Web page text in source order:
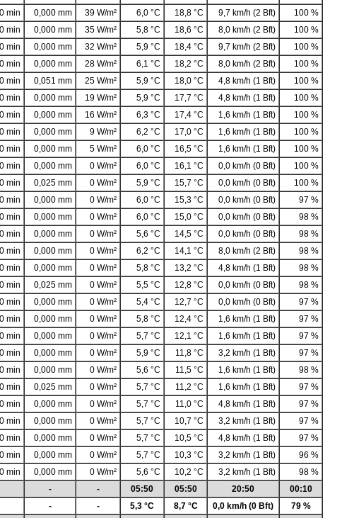
0 min 0,000 mm 39 W/m² 6,0 °C 18,8 °C 9,7 km/h (2 Bft)
100 %
0 min 0,000 mm 35 W/m² 5,8 °C 18,6 °C 8,0 km/h (2 Bft)
100 %
0 min 0,000 mm 32 W/m² 5,9 °C 18,4 °C 9,7 km/h (2 Bft)
100 %
0 min 0,000 mm 28 W/m² 6,1 °C 18,2 °C 8,0 km/h (2 Bft)
100 %
0 min 0,051 mm 25 W/m² 5,9 °C 18,0 °C 4,8 km/h (1 Bft)
100 %
0 min 0,000 mm 19 W/m² 5,9 °C 17,7 °C 4,8 km/h (1 Bft)
100 %
0 min 0,000 mm 16 W/m² 6,3 °C 17,4 °C 1,6 km/h (1 Bft)
100 %
0 min 0,000 mm 9 W/m² 6,2 °C 17,0 °C 1,6 km/h (1 Bft)
100 %
0 min 0,000 mm 5 W/m² 6,0 °C 16,5 °C 1,6 km/h (1 Bft)
100 %
0 min 0,000 mm 0 W/m² 6,0 °C 16,1 °C 0,0 km/h (0 Bft)
100 %
0 min 0,025 mm 0 W/m² 5,9 °C 15,7 °C 0,0 km/h (0 Bft)
100 %
0 min 0,000 mm 0 W/m² 6,0 °C 15,3 °C 0,0 km/h (0 Bft)
97 %
0 min 0,000 mm 0 W/m² 6,0 °C 15,0 °C 0,0 km/h (0 Bft)
98 %
0 min 0,000 mm 0 W/m² 5,6 °C 14,5 °C 0,0 km/h (0 Bft)
98 %
0 min 0,000 mm 0 W/m² 6,2 °C 14,1 °C 8,0 km/h (2 Bft)
98 %
0 min 0,000 mm 0 W/m² 5,8 °C 13,2 °C 4,8 km/h (1 Bft)
98 %
0 min 0,025 mm 0 W/m² 5,5 °C 12,8 °C 0,0 km/h (0 Bft)
98 %
0 min 0,000 mm 0 W/m² 5,4 °C 12,7 °C 0,0 km/h (0 Bft)
97 %
0 min 0,000 mm 0 W/m² 5,8 °C 12,4 °C 1,6 km/h (1 Bft)
97 %
0 min 0,000 mm 0 W/m² 5,7 °C 12,1 °C 1,6 km/h (1 Bft)
97 %
0 min 0,000 mm 0 W/m² 5,9 °C 11,8 °C 3,2 km/h (1 Bft)
97 %
0 min 0,000 mm 0 W/m² 5,6 °C 11,5 °C 1,6 km/h (1 Bft)
98 %
0 min 0,025 mm 0 W/m² 5,7 °C 11,2 °C 1,6 km/h (1 Bft)
97 %
0 min 0,000 mm 0 W/m² 5,7 °C 11,0 °C 4,8 km/h (1 Bft)
97 %
0 min 0,000 mm 0 W/m² 5,7 °C 10,7 °C 3,2 km/h (1 Bft)
97 %
0 min 0,000 mm 0 W/m² 5,7 °C 10,5 °C 4,8 km/h (1 Bft)
97 %
0 min 0,000 mm 0 W/m² 5,7 °C 10,3 °C 3,2 km/h (1 Bft)
96 %
0 min 0,000 mm 0 W/m² 5,6 °C 10,2 °C 3,2 km/h (1 Bft)
98 %
- - 05:50 05:50 20:50
00:10
- - 5,3 °C 8,7 °C 0,0 km/h (0 Bft) 79 %